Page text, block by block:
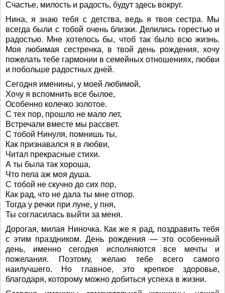
Счастье, милость и радость, будут здесь вокруг.
Нина, я знаю тебя с детства, ведь я твоя сестра. Мы
всегда были с тобой очень близки. Делились горестью и
радостью. Мне хотелось бы, чтоб так было всю жизнь.
Моя любимая сестренка, в твой день рождения, хочу
пожелать тебе гармонии в семейных отношениях, любви
и побольше радостных дней.
Сегодня именины, у моей любимой,
Хочу я вспомнить все былое,
Особенно колечко золотое.
С тех пор, прошло не мало лет,
Встречали вместе мы рассвет.
С тобой Нинуля, помнишь ты,
Как признавался я в любви,
Читал прекрасные стихи.
А ты была так хороша,
Что пела аж моя душа.
С тобой не скучно до сих пор,
Как рад, что не дала ты мне отпор.
Тогда у речки при луне, у пня,
Ты согласилась выйти за меня.
Дорогая, милая Ниночка. Как же я рад, поздравить тебя
с этим праздником. День рождения — это особенный
день, именно сегодня исполняются все мечты и
пожелания. Поэтому, желаю тебе всего самого
наилучшего. Но главное, это крепкое здоровье,
благодаря, которому можно добиться успеха в жизни.